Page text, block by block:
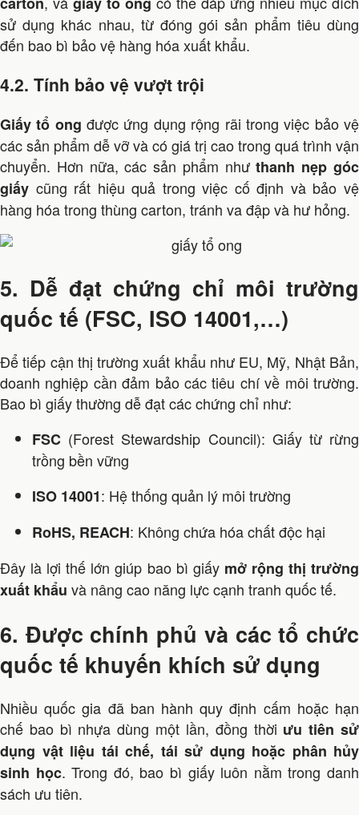
sử dụng khác nhau, từ đóng gói sản phẩm tiêu dùng
đến bao bì bảo vệ hàng hóa xuất khẩu.
4.2. Tính bảo vệ vượt trội
Giấy tổ ong được ứng dụng rộng rãi trong việc bảo vệ
các sản phẩm dễ vỡ và có giá trị cao trong quá trình vận
chuyển. Hơn nữa, các sản phẩm nhưthanh nẹp góc
giấy cũng rất hiệu quả trong việc cố định và bảo vệ
hàng hóa trong thùng carton, tránh va đập và hư hỏng.
5. Dễ đạt chứng chỉ môi trường
quốc tế (FSC, ISO 14001,…)
Để tiếp cận thị trường xuất khẩu như EU, Mỹ, Nhật Bản,
doanh nghiệp cần đảm bảo các tiêu chí về môi trường.
Bao bì giấy thường dễ đạt các chứng chỉ như:
FSC (Forest Stewardship Council): Giấy từ rừng
trồng bền vững
ISO 14001: Hệ thống quản lý môi trường
RoHS, REACH: Không chứa hóa chất độc hại
Đây là lợi thế lớn giúp bao bì giấy mở rộng thị trường
xuất khẩu và nâng cao năng lực cạnh tranh quốc tế.
6. Được chính phủ và các tổ chức
quốc tế khuyến khích sử dụng
Nhiều quốc gia đã ban hành quy định cấm hoặc hạn
chế bao bì nhựa dùng một lần, đồng thời ưu tiên sử
dụng vật liệu tái chế, tái sử dụng hoặc phân hủy
sinh học. Trong đó, bao bì giấy luôn nằm trong danh
sách ưu tiên.